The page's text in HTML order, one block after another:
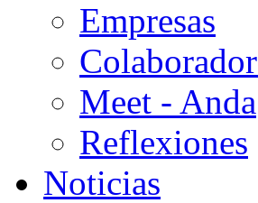
Empresas
Meet - Anda
Reflexiones
Noticias